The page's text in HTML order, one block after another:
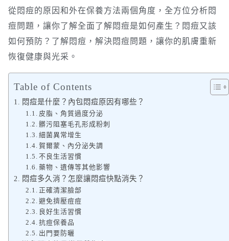
從悶痘的原因和外在保養方法兩個角度，全方位分析悶
痘問題，讓你了解全面了解悶痘是如何產生？悶痘又該
如何預防？了解悶痘，解決悶痘問題，讓你的肌膚重新
恢復健康與光采。
Table of Contents
悶痘是什麼？內包悶痘原因有哪些？
皮脂、角質過度分泌
髒污阻塞毛孔形成粉刺
細菌異常增生
賀爾蒙、內分泌失調
不良生活習慣
藥物、遺傳等其他影響
悶痘多久消？怎麼讓悶痘快點消失？
正確清潔臉部
避免擠壓痘痘
良好生活習慣
抗痘保養品
出門要防曬